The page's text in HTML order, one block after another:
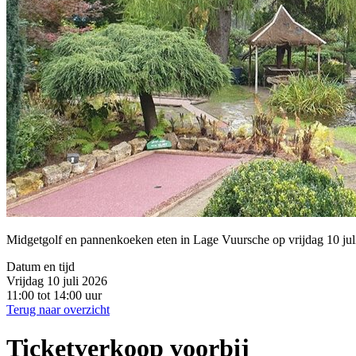
Midgetgolf en pannenkoeken eten in Lage Vuursche op vrijdag 10
Datum en tijd
Vrijdag 10 juli 2026
11:00 tot 14:00 uur
Terug naar overzicht
Ticketverkoop voorbij